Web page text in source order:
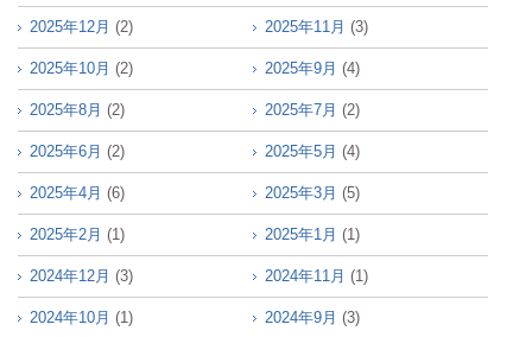
2025年12月 (2) 2025年11月 (3)
2025年10月 (2) 2025年9月 (4)
2025年8月 (2) 2025年7月 (2)
2025年6月 (2) 2025年5月 (4)
2025年4月 (6) 2025年3月 (5)
2025年2月 (1) 2025年1月 (1)
2024年12月 (3) 2024年11月 (1)
2024年10月 (1) 2024年9月 (3)